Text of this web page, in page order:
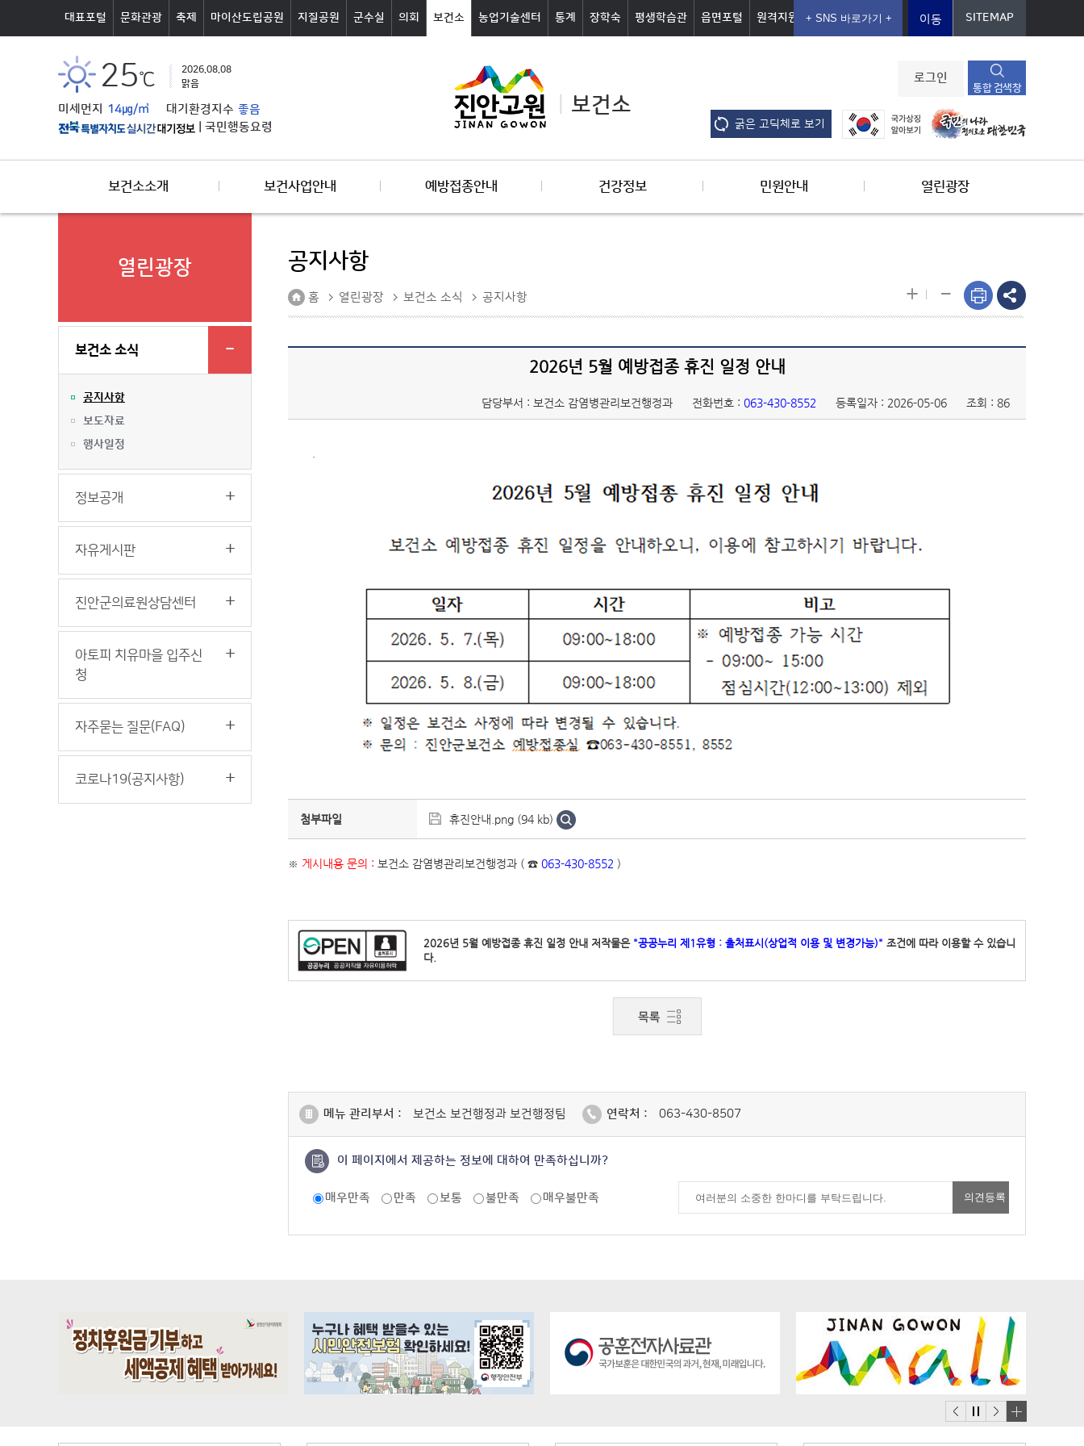
대표포털 문화관광 축제 마이산도립공원 지질공원 군수실 의회 보건소 농업기술센터 통계 장학숙 평생학습관 읍면포털 원격지원 이동 SITEMAP
25℃
2026.08.08
맑음
미세먼지 14㎍/㎥ 대기환경지수 좋음
국민행동요령
보건소
로그인
통합 검색창
굵은 고딕체로 보기
보건소소개 보건사업안내 예방접종안내 건강정보 민원안내 열린광장
열린광장
보건소 소식
공지사항
보도자료
행사일정
정보공개
자유게시판
진안군의료원상담센터
아토피 치유마을 입주신
청
자주묻는 질문(FAQ)
코로나19(공지사항)
공지사항
홈 열린광장 보건소 소식 공지사항 + -
2026년 5월 예방접종 휴진 일정 안내
담당부서 : 보건소 감염병관리보건행정과 전화번호 : 063-430-8552 등록일자 : 2026-05-06 조회 : 86
첨부파일 휴진안내.png (94 kb)
※ 게시내용 문의 : 보건소 감염병관리보건행정과 ( ☎ 063-430-8552 )
2026년 5월 예방접종 휴진 일정 안내 저작물은 "공공누리 제1유형 : 출처표시(상업적 이용 및 변경가능)" 조건에 따라 이용할 수 있습니
다.
메뉴 관리부서 : 보건소 보건행정과 보건행정팀 연락처 : 063-430-8507
이 페이지에서 제공하는 정보에 대하여 만족하십니까?
매우만족 만족 보통 불만족 매우불만족